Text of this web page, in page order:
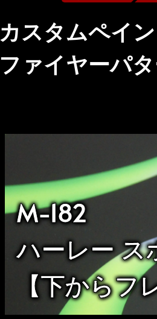
カスタムペイ
ファイヤーパ
稿
の
ペ
ー
ジ
送
M-182
ハーレー ス
【下からフ